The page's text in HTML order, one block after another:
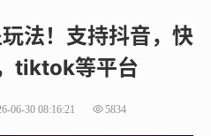
法！支持抖音，快
tiktok等平台
06-30 08:16:21 5834